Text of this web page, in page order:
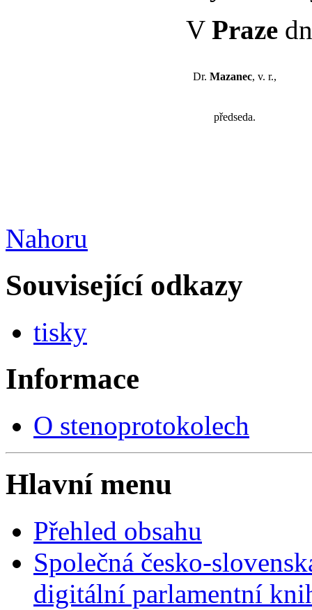
V Praze
Dr. Mazanec, v. r.,
předseda.
Nahoru
Související odkazy
tisky
Informace
O stenoprotokolech
Hlavní menu
Přehled obsahu
Společná česko-
digitální parlamentní